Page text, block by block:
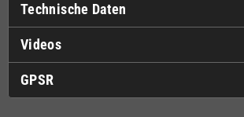
Technische Daten
Videos
GPSR